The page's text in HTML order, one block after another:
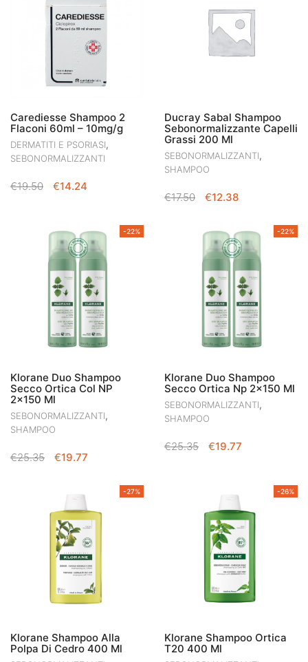
Carediesse Shampoo 2
Flaconi 60ml – 10mg/g
DERMATITI E PSORIASI,
SEBONORMALIZZANTI
€19.50
IL
ERA:
€19.50.
€14.24
È:
€14.24.
Ducray Sabal Shampoo
Sebonormalizzante Capelli
Grassi 200 Ml
SEBONORMALIZZANTI,
SHAMPOO
€17.50
IL
ERA:
€17.50.
€12.38IL
ATTUALE
È:
€12.38.
-22%
Klorane Duo Shampoo
Secco Ortica Col NP
2×150 Ml
SEBONORMALIZZANTI,
SHAMPOO
€25.35
IL
ERA:
€25.35.
€19.77
ATTUALE
€19.77.
-22%
Klorane Duo Shampoo
Secco Ortica Np 2×150 Ml
SEBONORMALIZZANTI,
SHAMPOO
€25.35
IL
€25.35.
€19.77
-27%
Klorane Shampoo Alla
Polpa Di Cedro 400 Ml
-26%
Klorane Shampoo Ortica
T20 400 Ml